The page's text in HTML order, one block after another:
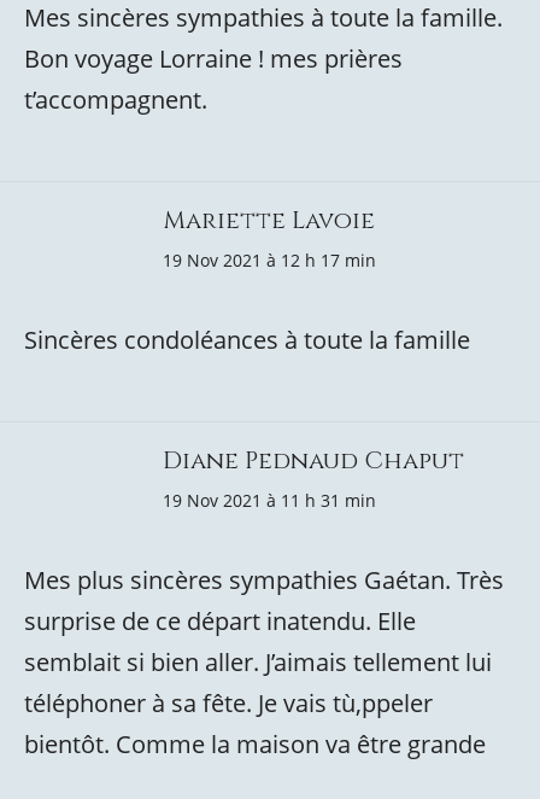
Mes sincères sympathies à toute la famille.
Bon voyage Lorraine ! mes prières
t’accompagnent.
Mariette Lavoie
19 Nov 2021 à 12 h 17 min
Sincères condoléances à toute la famille
Diane Pednaud Chaput
19 Nov 2021 à 11 h 31 min
Mes plus sincères sympathies Gaétan. Très
surprise de ce départ inatendu. Elle
semblait si bien aller. J’aimais tellement lui
téléphoner à sa fête. Je vais tù,ppeler
bientôt. Comme la maison va être grande